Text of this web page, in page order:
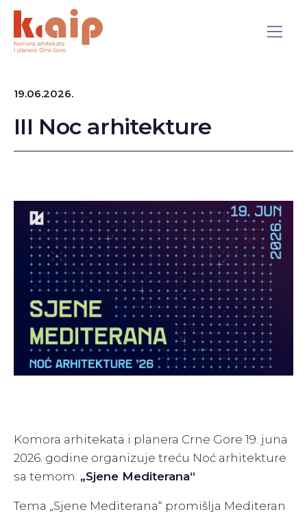
19.06.2026.
III Noc arhitekture
Komora arhitekata i planera Crne Gore 19. juna
2026. godine organizuje treću Noć arhitekture
sa temom: „Sjene Mediterana“
Tema „Sjene Mediterana“ promišlja Mediteran